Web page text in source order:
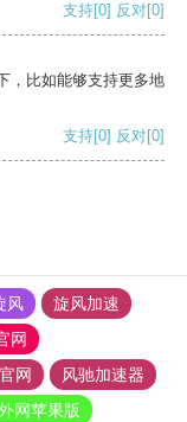
支持[0] 反对[0]
，比如能够支持更多地
支持[0] 反对[0]
风
旋风加速
网
网
风驰加速器
网苹果版